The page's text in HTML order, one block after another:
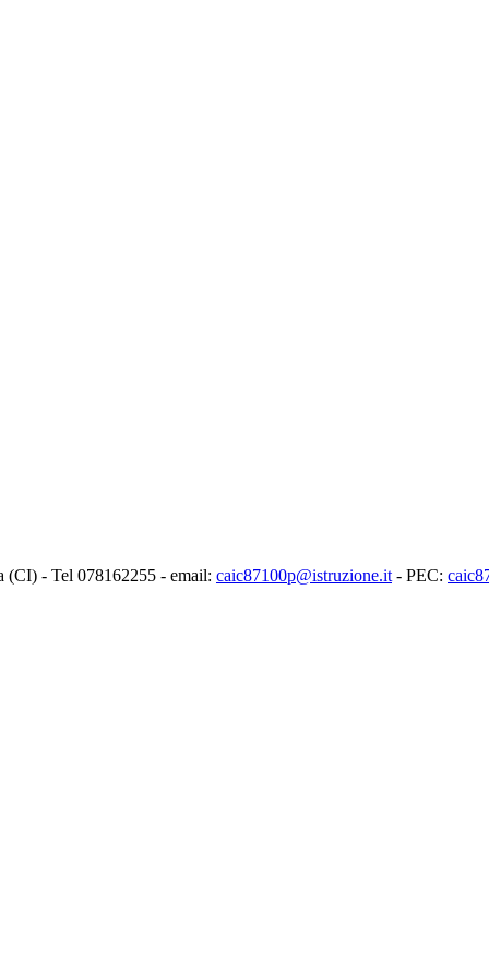
(CI) - Tel 078162255 - email: caic87100p@istruzione.it - PEC: